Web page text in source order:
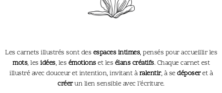
Les carnets illustrés sont des espaces intimes, pensés pour accueillir les
mots, les idées, les émotionset les élans créatifs. Chaque carnet est
illustré avec douceur et intention, invitant àralentir, à sedéposeret à
créerun lien sensible avec l’écriture.